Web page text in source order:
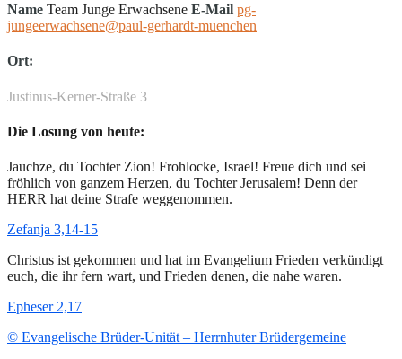
Name Team Junge Erwachsene E-Mail pg-
jungeerwachsene@paul-gerhardt-muenchen
Ort:
Justinus-Kerner-Straße 3
Die Losung von heute:
Jauchze, du Tochter Zion! Frohlocke, Israel! Freue dich und sei
fröhlich von ganzem Herzen, du Tochter Jerusalem! Denn der
HERR hat deine Strafe weggenommen.
Zefanja 3,14-15
Christus ist gekommen und hat im Evangelium Frieden verkündigt
euch, die ihr fern wart, und Frieden denen, die nahe waren.
Epheser 2,17
© Evangelische Brüder-Unität – Herrnhuter Brüdergemeine